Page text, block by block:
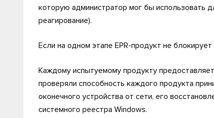
которую администратор мог бы использовать
реагирование).
Если на одном этапе EPR-продукт не
Каждому испытуемому продукту
проверяли способность каждого продукта
оконечного устройства от сети, его
системного реестра Windows.